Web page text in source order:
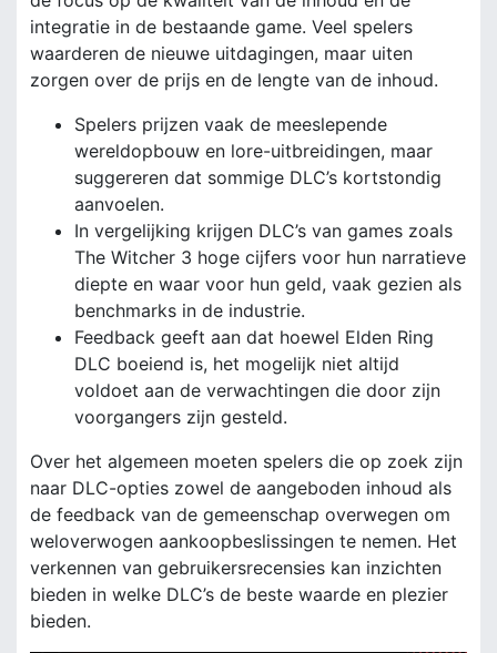
integratie in de bestaande game. Veel spelers
waarderen de nieuwe uitdagingen, maar uiten
zorgen over de prijs en de lengte van de inhoud.
Spelers prijzen vaak de meeslepende
wereldopbouw en lore-uitbreidingen, maar
suggereren dat sommige DLC’s kortstondig
aanvoelen.
In vergelijking krijgen DLC’s van games zoals
The Witcher 3 hoge cijfers voor hun narratieve
diepte en waar voor hun geld, vaak gezien als
benchmarks in de industrie.
Feedback geeft aan dat hoewel Elden Ring
DLC boeiend is, het mogelijk niet altijd
voldoet aan de verwachtingen die door zijn
voorgangers zijn gesteld.
Over het algemeen moeten spelers die op zoek zijn
naar DLC-opties zowel de aangeboden inhoud als
de feedback van de gemeenschap overwegen om
weloverwogen aankoopbeslissingen te nemen. Het
verkennen van gebruikersrecensies kan inzichten
bieden in welke DLC’s de beste waarde en plezier
bieden.